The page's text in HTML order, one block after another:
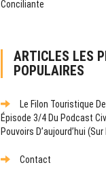
Conciliante
ARTICLES LES
POPULAIRES
Le Filon Touristique
Épisode 3/4 Du Podcast
Pouvoirs D’aujourd’hui
Contact